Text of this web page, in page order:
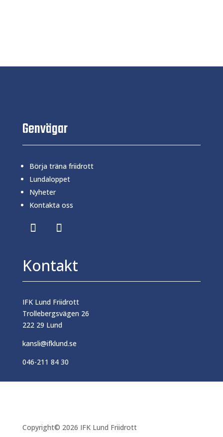
Genvägar
Börja träna friidrott
Lundaloppet
Nyheter
Kontakta oss
Kontakt
IFK Lund Friidrott
Trollebergsvägen 26
222 29 Lund
kansli@ifklund.se
046-211 84 30
Copyright© 2026 IFK Lund Friidrott